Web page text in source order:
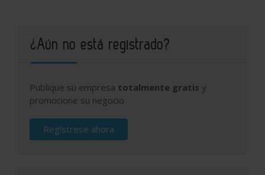
¿Aún no está registrado?
Publique su empresa totalmente gratis y
promocione su negocio
Regístrese ahora